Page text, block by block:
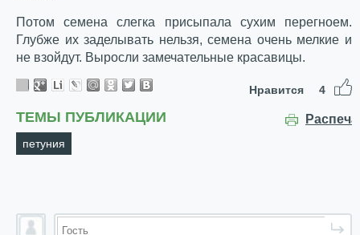
Потом семена слегка присыпала сухим перегноем.
Глубже их заделывать нельзя, семена очень мелкие и
не взойдут. Выросли замечательные красавицы.
Нравится 4
ТЕМЫ ПУБЛИКАЦИИ
петуния